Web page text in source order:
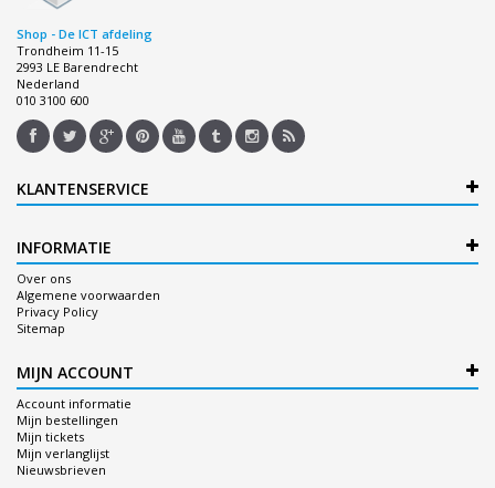
Shop - De ICT afdeling
Trondheim 11-15
2993 LE Barendrecht
Nederland
010 3100 600
KLANTENSERVICE
INFORMATIE
Over ons
Algemene voorwaarden
Privacy Policy
Sitemap
MIJN ACCOUNT
Account informatie
Mijn bestellingen
Mijn tickets
Mijn verlanglijst
Nieuwsbrieven